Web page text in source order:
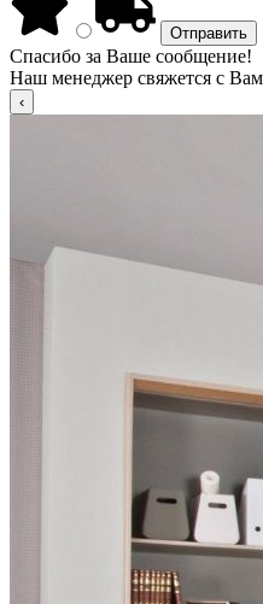
Спасибо за Ваше сообщение!
Наш менеджер свяжется с